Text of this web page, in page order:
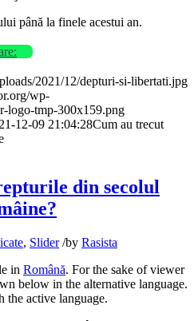
până la finele acestui an.
2021/12/depturi-si-libertati.jpg
wp-
logo-tmp-300x159.png
12-09 21:04:28Cum au trecut
din secolul
, Slider /by Rasista
in Română. For the sake of viewer
below in the alternative language.
active language.